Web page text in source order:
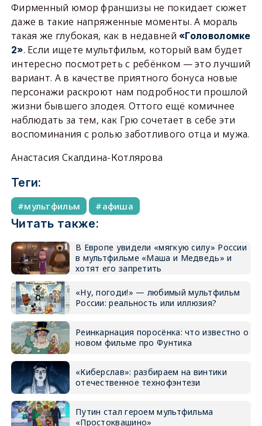
Фирменный юмор франшизы не покидает сюжет
даже в такие напряженные моменты. А мораль
такая же глубокая, как в недавней«Головоломке
2». Если ищете мультфильм, который вам будет
интересно посмотреть с ребёнком — это лучший
вариант. А в качестве приятного бонуса новые
персонажи раскроют нам подробности прошлой
жизни бывшего злодея. Оттого ещё комичнее
наблюдать за тем, как Грю сочетает в себе эти
воспоминания с ролью заботливого отца и мужа.
Анастасия Скалдина-Котлярова
Теги:
мультфильм афиша
Читать также:
В Европе увидели «мягкую силу» России
в мультфильме «Маша и Медведь» и
хотят его запретить
«Ну, погоди!» — любимый мультфильм
России: реальность или иллюзия?
Реинкарнация поросёнка: что известно о
новом фильме про Фунтика
«Киберслав»: разбираем на винтики
отечественное технофэнтези
Путин стал героем мультфильма
«Простоквашино»